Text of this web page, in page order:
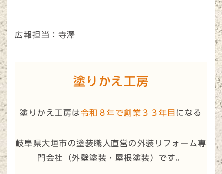
広報担当：寺澤
塗りかえ工房
塗りかえ工房は令和８年で創業３３年目 になる
岐阜県大垣市の塗装職人直営の外装リフォーム専
門会社（外壁塗装・屋根塗装）です。